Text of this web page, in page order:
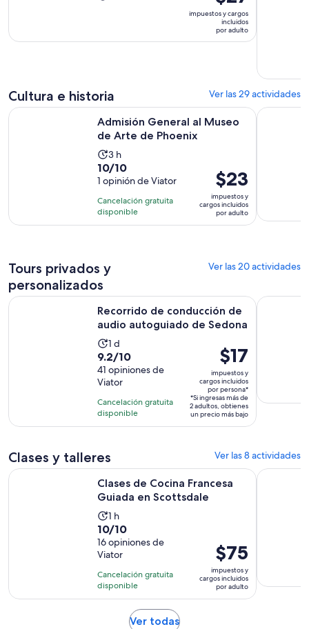
3
precio
es
de
impuestos y cargos
incluidos
por adulto
Cultura e historia Ver las 29 actividades
Admisión General al Museo
de Arte de Phoenix
La
actividad
dura
3
horas
3 h
10.0
de
10
con
1
10/10
1 opinión de Viator
Cancelación gratuita
disponible
El
precio
es
de
adulto
$23
impuestos y
cargos incluidos
por adulto
Admisión General al Museo de Arte de Phoenix Se abrirá
Excursión
Tours privados y
personalizados
Ver las 20 actividades
Recorrido de conducción de
audio autoguiado de Sedona
La
actividad
dura
1
día
1 d
9.2
de
10
con
41
opiniones
9.2/10
41 opiniones de
Viator
Cancelación gratuita
disponible
El
precio
es
de
$17.
por
$17
impuestos y
cargos incluidos
por persona*
*Si ingresas más de
2 adultos, obtienes
un precio más bajo
Recorrido de conducción de audio autoguiado de Sedona
True
Clases y talleres Ver las 8 actividades
Clases de Cocina Francesa
Guiada en Scottsdale
La
actividad
dura
1
hora
1 h
10.0
de
10
con
16
opiniones
10/10
16 opiniones de
Viator
Cancelación gratuita
disponible
El
precio
es
de
$75
impuestos y
cargos incluidos
por adulto
Clases de Cocina Francesa Guiada en Scottsdale Se abrirá
Ver todasSe